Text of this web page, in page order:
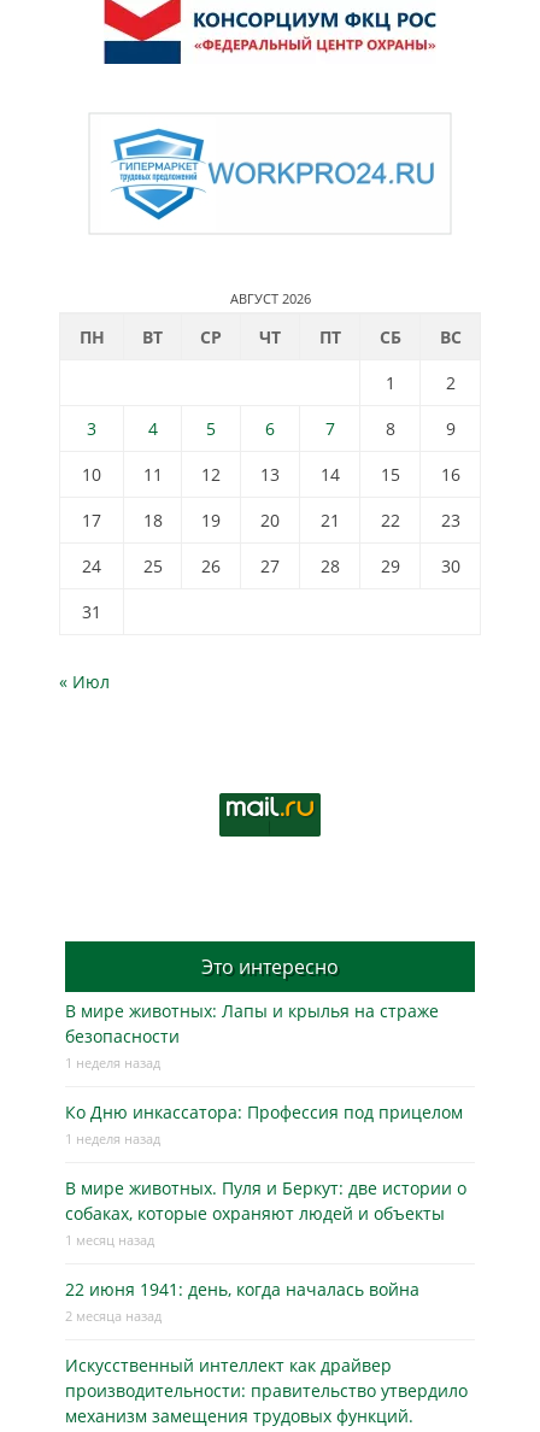
АВГУСТ 2026
ПН ВТ СР ЧТ ПТ СБ
ВС
1
2
3
4 5 6 7 8
9
10
11 12 13 14 15
16
17
18 19 20 21 22
23
24
25 26 27 28 29
30
31
« Июл
Это интересно
В мире животных: Лапы и крылья на страже
безопасности
1 неделя назад
Ко Дню инкассатора: Профессия под прицелом
1 неделя назад
В мире животных. Пуля и Беркут: две истории о
собаках, которые охраняют людей и объекты
1 месяц назад
22 июня 1941: день, когда началась война
2 месяца назад
Искусственный интеллект как драйвер
производительности: правительство утвердило
механизм замещения трудовых функций.